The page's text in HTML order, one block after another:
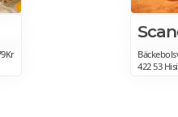
422 53